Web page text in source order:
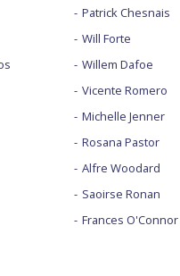
Patrick Chesnais
Will Forte
Willem Dafoe
Vicente Romero
Michelle Jenner
Rosana Pastor
Alfre Woodard
Saoirse Ronan
Frances O'Connor